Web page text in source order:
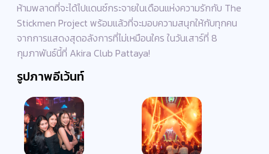
ห้ามพลาดที่จะได้ไปแดนซ์กระจายในเดือนแห่งความรักกับ The
Stickmen Project พร้อมแล้วที่จะมอบความสนุกให้กับทุกคน
จากการแสดงสุดอลังการที่ไม่เหมือนใคร ในวันเสาร์ที่ 8
กุมภาพันธ์นี้ที่ Akira Club Pattaya!
รูปภาพอีเว้นท์